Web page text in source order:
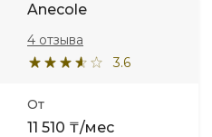
Anecole
3.6
4 отзыва
От
11 510 ₸/мес